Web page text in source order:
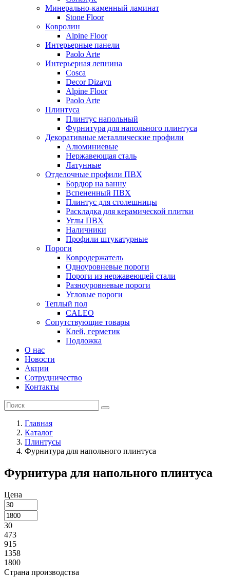
Минерально-каменный ламинат
Stone Floor
Ковролин
Alpine Floor
Интерьерные панели
Paolo Arte
Интерьерная лепнина
Cosca
Decor Dizayn
Alpine Floor
Paolo Arte
Плинтуса
Плинтус напольный
Фурнитура для напольного плинтуса
Декоративные металлические профили
Алюминиевые
Нержавеющая сталь
Латунные
Отделочные профили ПВХ
Бордюр на ванну
Вспененный ПВХ
Плинтус для столешницы
Раскладка для керамической плитки
Углы ПВХ
Наличники
Профили штукатурные
Пороги
Ковродержатель
Одноуровневые пороги
Пороги из нержавеющей стали
Разноуровневые пороги
Угловые пороги
Теплый пол
CALEO
Сопутствующие товары
Клей, герметик
Подложка
О нас
Новости
Акции
Сотрудничество
Контакты
Главная
Каталог
Плинтусы
Фурнитура для напольного плинтуса
Фурнитура для напольного плинтуса
Цена
30
473
915
1358
1800
Страна производства